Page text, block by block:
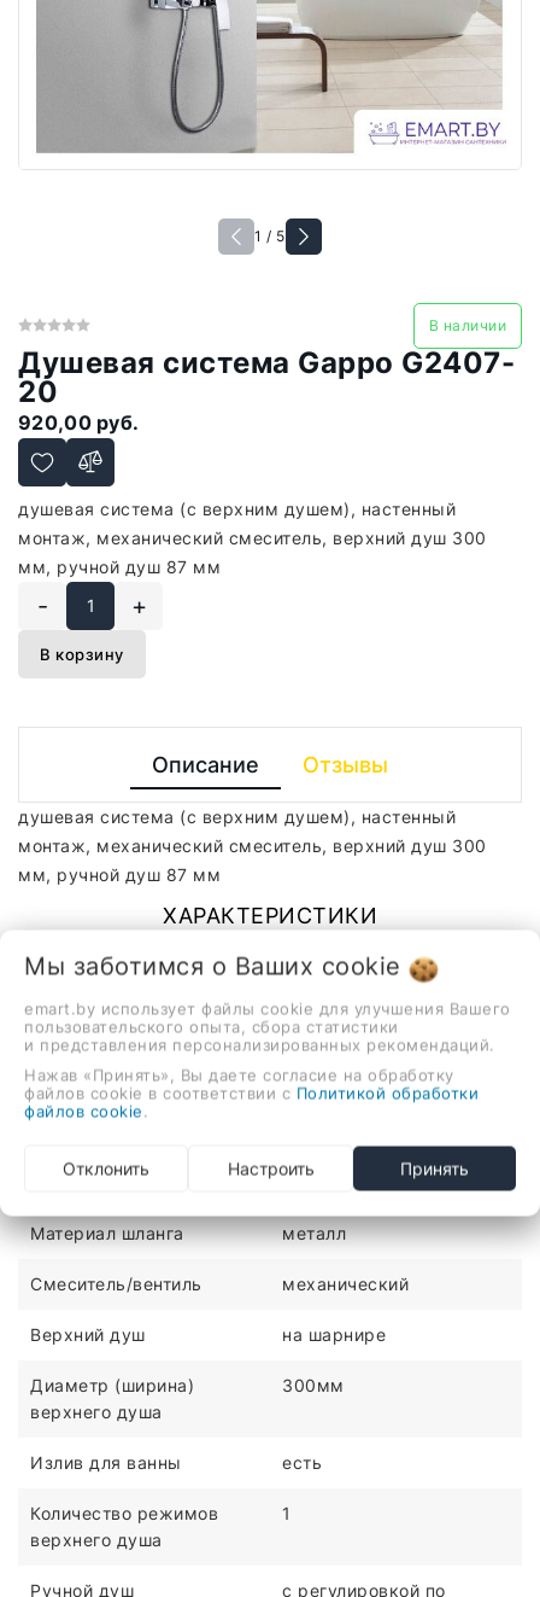
1 / 5
В наличии
Душевая система Gappo G2407-
20
920,00 руб.
душевая система (с верхним душем), настенный
монтаж, механический смеситель, верхний душ 300
мм, ручной душ 87 мм
- +
В корзину
Описание Отзывы
душевая система (с верхним душем), настенный
монтаж, механический смеситель, верхний душ 300
мм, ручной душ 87 мм
ХАРАКТЕРИСТИКИ
Монтаж настенный
Цвет хром
Цвет производителя хром
Материал душа латунь
Материал шланга металл
Смеситель/вентиль механический
Верхний душ на шарнире
Диаметр (ширина)
верхнего душа
300мм
Излив для ванны есть
Количество режимов
верхнего душа
1
Ручной душ
c регулировкой по
Мы заботимся о Ваших cookie
emart.by использует файлы cookie для улучшения Вашего
пользовательского опыта, сбора статистики
и представления персонализированных рекомендаций.
Нажав «Принять», Вы даете согласие на обработку
файлов cookie в соответствии с Политикой обработки
файлов cookie
Отклонить Настроить Принять